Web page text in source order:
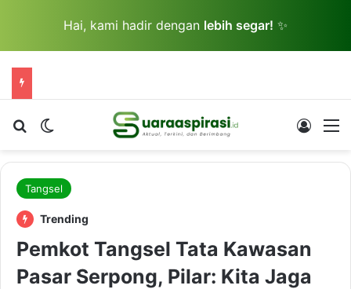
Hai, kami hadir dengan lebih segar! ✨
Cari berita...Switch skin Log In
Tangsel
Trending
Pemkot Tangsel Tata Kawasan
Pasar Serpong, Pilar: Kita Jaga